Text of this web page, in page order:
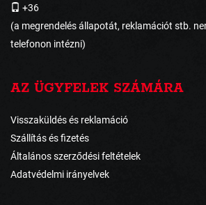
+36
(a megrendelés állapotát, reklamációt stb.
telefonon intézni)
AZ ÜGYFELEK SZÁMÁRA
Visszaküldés és reklamáció
Szállítás és fizetés
Általános szerződési feltételek
Adatvédelmi irányelvek